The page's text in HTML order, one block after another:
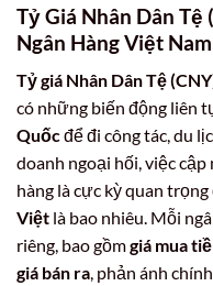
Tỷ Giá Nhân Dân Tệ
Ngân Hàng Việt Nam
Tỷ giá Nhân Dân Tệ
có những biến động liên
Quốcđể đi công tác, du
doanh ngoại hối, việc cập
hàng là cực kỳ quan
Việt là bao nhiêu. Mỗi
riêng, bao gồmgiá mua
giá bán ra, phản ánh